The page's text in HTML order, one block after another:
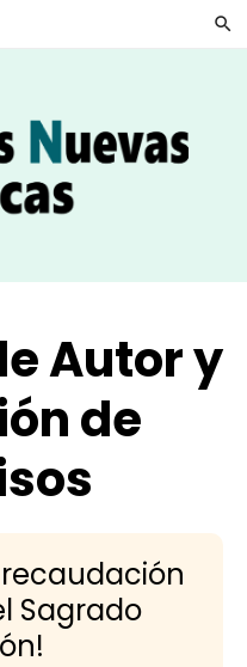
Autor y
de
Sagrado